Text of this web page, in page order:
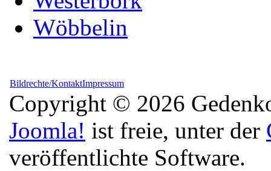
Wöbbelin
Bildrechte/KontaktImpressum
Copyright © 2026
Joomla! ist freie, unter der
veröffentlichte Software.